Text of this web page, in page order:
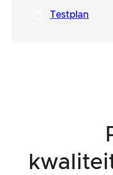
Testplan